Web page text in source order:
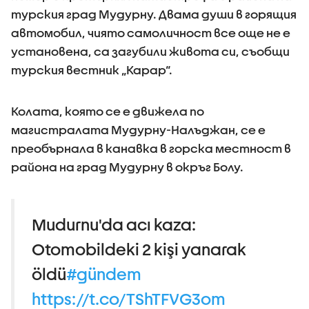
турския град Мудурну. Двама души в горящия
автомобил, чиято самоличност все още не е
установена, са загубили живота си, съобщи
турския вестник „Карар“.
Колата, която се е движела по
магистралата Мудурну-Налъджан, се е
преобърнала в канавка в горска местност в
района на град Мудурну в окръг Болу.
Mudurnu'da acı kaza:
Otomobildeki 2 kişi yanarak
öldü#gündem
https://t.co/TShTFVG3om